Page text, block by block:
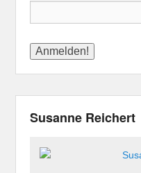
Susanne Reichert